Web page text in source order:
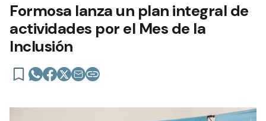
Formosa lanza un plan integral de
actividades por el Mes de la
Inclusión